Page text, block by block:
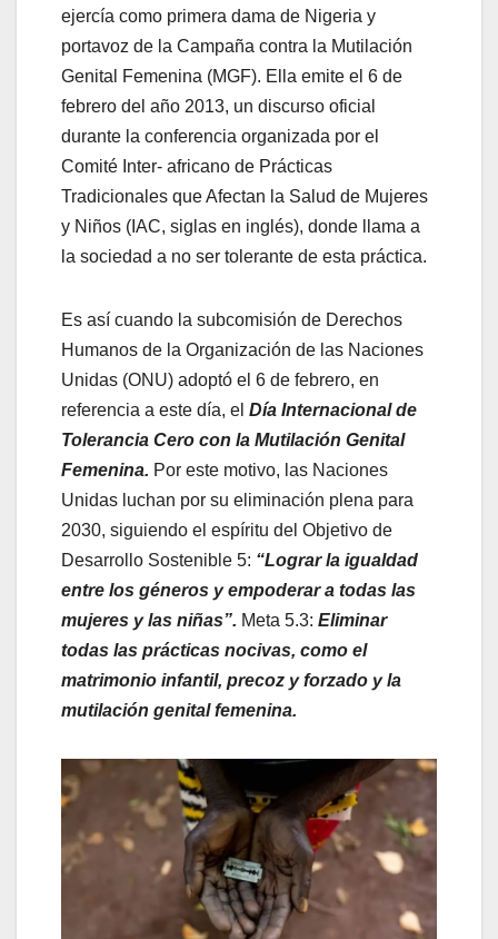
ejercía como primera dama de Nigeria y
portavoz de la Campaña contra la Mutilación
Genital Femenina (MGF). Ella emite el 6 de
febrero del año 2013, un discurso oficial
durante la conferencia organizada por el
Comité Inter- africano de Prácticas
Tradicionales que Afectan la Salud de Mujeres
y Niños (IAC, siglas en inglés), donde llama a
la sociedad a no ser tolerante de esta práctica.
Es así cuando la subcomisión de Derechos
Humanos de la Organización de las Naciones
Unidas (ONU) adoptó el 6 de febrero, en
referencia a este día, el Día Internacional de
Tolerancia Cero con la Mutilación Genital
Femenina. Por este motivo, las Naciones
Unidas luchan por su eliminación plena para
2030, siguiendo el espíritu del Objetivo de
Desarrollo Sostenible 5: “Lograr la igualdad
entre los géneros y empoderar a todas las
mujeres y las niñas”. Meta 5.3: Eliminar
todas las prácticas nocivas, como el
matrimonio infantil, precoz y forzado y la
mutilación genital femenina.